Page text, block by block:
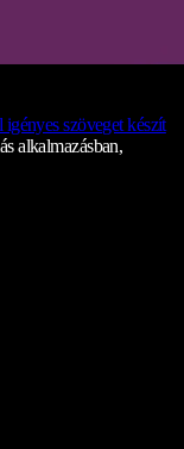
igényes szöveget készít
alkalmazásban,